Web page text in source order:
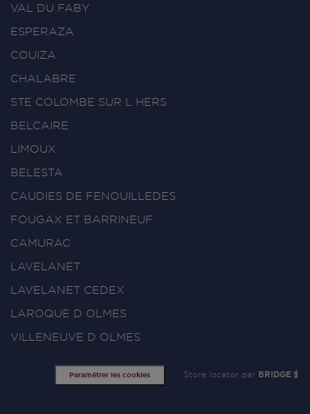
VAL DU FABY
ESPERAZA
COUIZA
CHALABRE
STE COLOMBE SUR L HERS
BELCAIRE
LIMOUX
BELESTA
CAUDIES DE FENOUILLEDES
FOUGAX ET BARRINEUF
CAMURAC
LAVELANET
LAVELANET CEDEX
LAROQUE D OLMES
VILLENEUVE D OLMES
Paramétrer les cookies Store locator par BRIDGE